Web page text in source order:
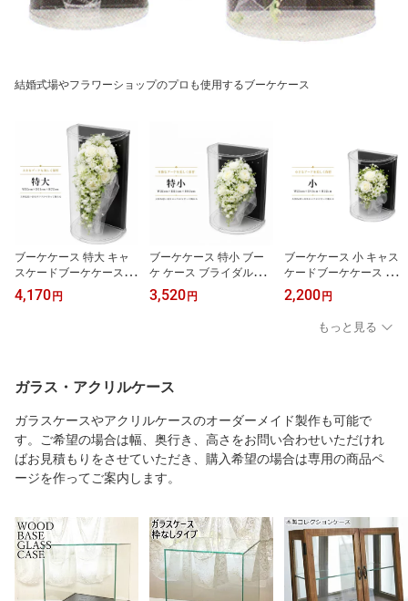
結婚式場やフラワーショップのプロも使用するブーケケース
ブーケケース 特大 キャ
スケードブーケケース ウ
ェディングブーケケース
ブライダルブーケケース
面黒 1セット 大型 卓上
大きめ ロングサイズ
4,170 円
ブーケケース 特小 ブー
ケ ケース ブライダルケ
ース フラワーケース W3
2cm D21cm H45cm フラ
サイズ 大きめ 持ち運び
3,520 円
ブーケケース 小 キャス
ケードブーケケース ウェ
ディングブーケケース ブ
ライダルブーケケース W
25cm D15cm H32cm 大
型 卓上 持ち運び 軽量 フ
2,200 円
もっと見る
ガラス・アクリルケース
ガラスケースやアクリルケースのオーダーメイド製作も可能で
す。ご希望の場合は幅、奥行き、高さをお問い合わせいただけれ
ばお見積もりをさせていただき、購入希望の場合は専用の商品ペ
ージを作ってご案内します。